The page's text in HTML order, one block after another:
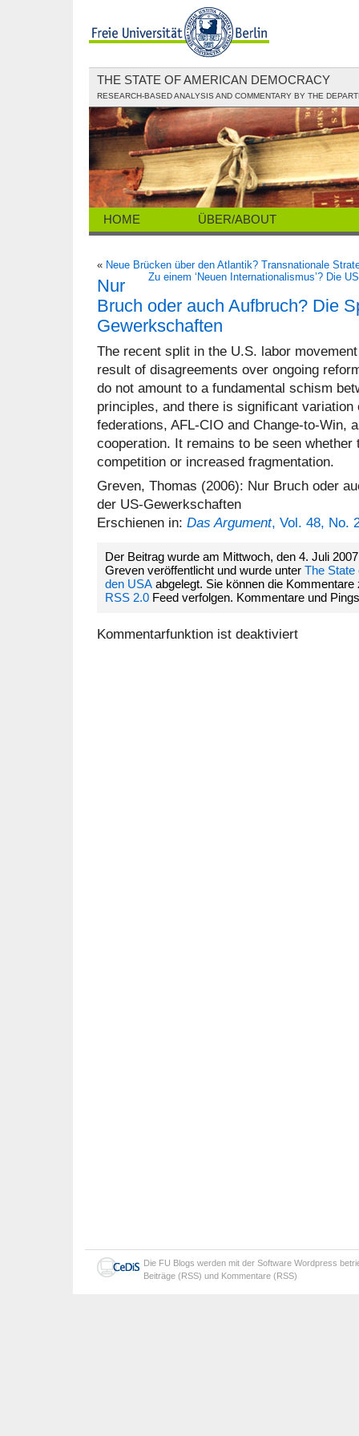
THE STATE OF AMERICAN DEMOCRACY
RESEARCH-BASED ANALYSIS AND COMMENTARY BY THE
HOME ÜBER/ABOUT
« Neue Brücken über den Atlantik? Transnationale
Zu einem ‘Neuen Internationalismus’? Die
Nur
Bruch oder auch Aufbruch? Die
Gewerkschaften
The recent split in the U.S. labor
result of disagreements over ongoing
do not amount to a fundamental schism
principles, and there is significant
federations, AFL-CIO and Change-to-Win,
cooperation. It remains to be seen
competition or increased fragmentation.
Greven, Thomas (2006): Nur Bruch oder
der US-Gewerkschaften
Erschienen in: Das Argument, Vol. 48, No.
Der Beitrag wurde am Mittwoch, den 4. Juli
Greven veröffentlicht und wurde unter The State
den USA abgelegt. Sie können die
RSS 2.0 Feed verfolgen. Kommentare und
Kommentarfunktion ist deaktiviert
Die FU Blogs werden mit der Software Wordpress
Beiträge (RSS) und Kommentare (RSS)